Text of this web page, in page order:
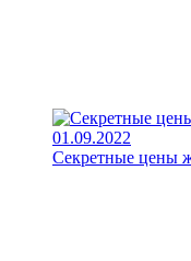
01.09.2022
Секретные цены